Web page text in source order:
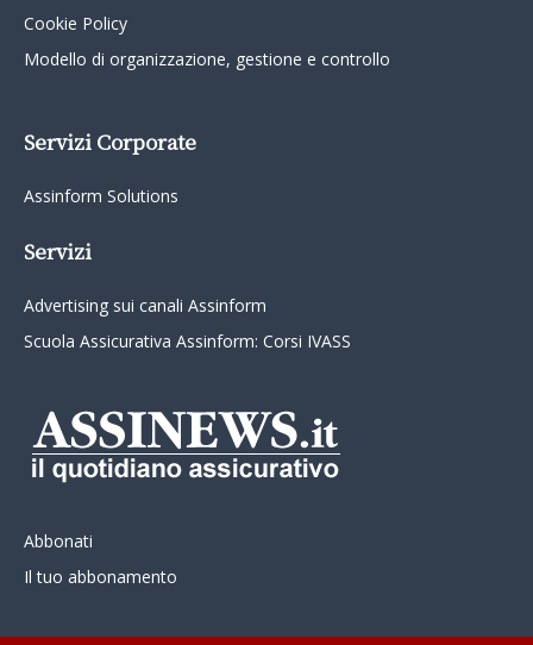
Cookie Policy
Modello di organizzazione, gestione e controllo
Servizi Corporate
Assinform Solutions
Servizi
Advertising sui canali Assinform
Scuola Assicurativa Assinform: Corsi IVASS
Abbonati
Il tuo abbonamento